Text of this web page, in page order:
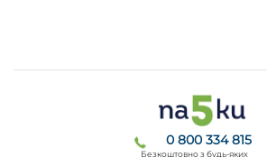
0 800 334 815
Безкоштовно з будь-яких